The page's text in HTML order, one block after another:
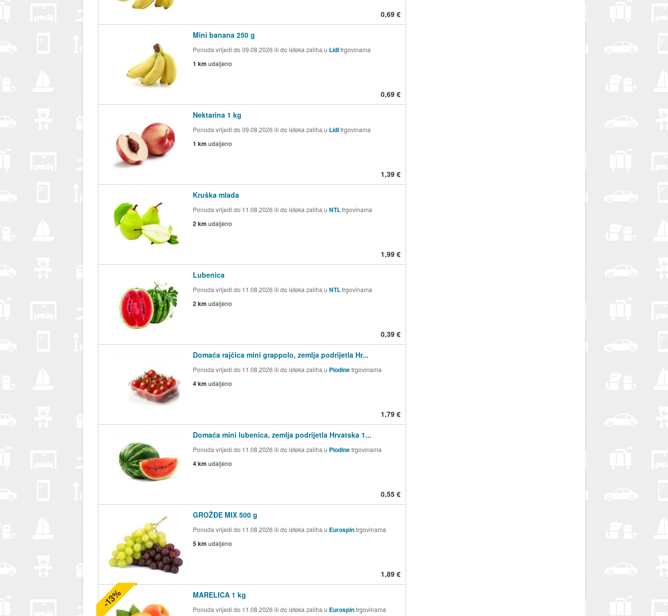
0,69 €
Mini banana 250 g
Ponuda vrijedi do 09.08.2026 ili do isteka zaliha u Lidltrgovinama
1 km udaljeno
0,69 €
Nektarina 1 kg
Ponuda vrijedi do 09.08.2026 ili do isteka zaliha u Lidltrgovinama
1 km udaljeno
1,39 €
Kruška mlada
Ponuda vrijedi do 11.08.2026 ili do isteka zaliha u NTLtrgovinama
2 km udaljeno
1,99 €
Lubenica
Ponuda vrijedi do 11.08.2026 ili do isteka zaliha u NTLtrgovinama
2 km udaljeno
0,39 €
Domaća rajčica mini grappolo, zemlja podrijetla Hr...
Ponuda vrijedi do 11.08.2026 ili do isteka zaliha u Plodinetrgovinama
4 km udaljeno
1,79 €
Domaća mini lubenica, zemlja podrijetla Hrvatska 1...
Ponuda vrijedi do 11.08.2026 ili do isteka zaliha u Plodinetrgovinama
4 km udaljeno
0,55 €
GROŽĐE MIX 500 g
Ponuda vrijedi do 11.08.2026 ili do isteka zaliha u Eurospintrgovinama
5 km udaljeno
1,89 €
MARELICA 1 kg
Ponuda vrijedi do 11.08.2026 ili do isteka zaliha u Eurospintrgovinama
-13%